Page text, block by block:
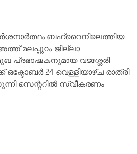
ബഹ്‌റൈനിലെത്തിയ
മലപ്പുറം ജില്ലാ
പ്രഭാഷകനുമായ വടശ്ശേരി
24 വെള്ളിയാഴ്ച രാത്രി
സെന്ററില്‍ സ്വീകരണം